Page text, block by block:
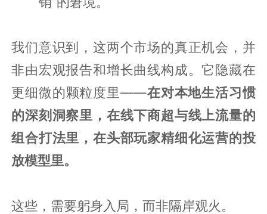
我们意识到，这两个市场的真正机会，并
非由宏观报告和增长曲线构成。它隐藏在
更细微的颗粒度里——在对本地生活习惯
的深刻洞察里，在线下商超与线上流量的
组合打法里，在头部玩家精细化运营的投
放模型里。
这些，需要躬身入局，而非隔岸观火。